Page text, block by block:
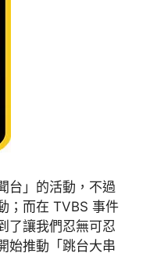
台」的活動，不過
；而在 TVBS 事件
了讓我們忍無可忍
始推動「跳台大串